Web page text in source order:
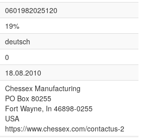
0601982025120
19%
deutsch
0
18.08.2010
Chessex Manufacturing
PO Box 80255
Fort Wayne, In 46898-0255
USA
https://www.chessex.com/contactus-2